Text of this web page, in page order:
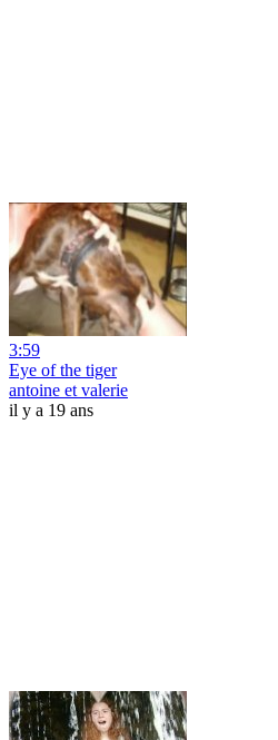
3:59
Eye of the tiger
antoine et valerie
il y a 19 ans